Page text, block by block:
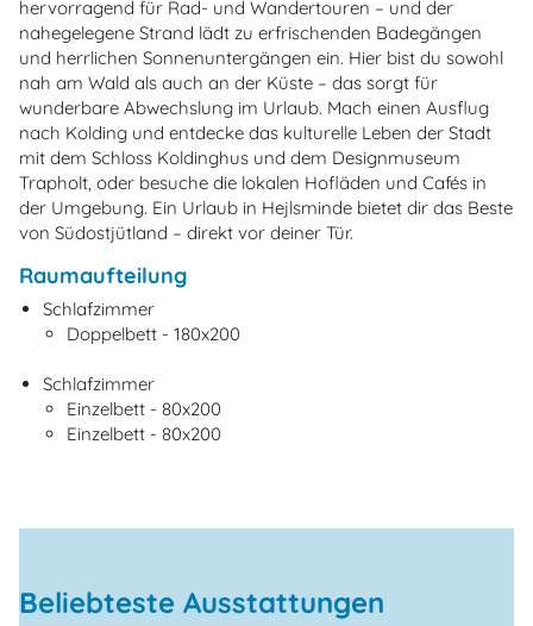
hervorragend für Rad- und Wandertouren – und der
nahegelegene Strand lädt zu erfrischenden Badegängen
und herrlichen Sonnenuntergängen ein. Hier bist du sowohl
nah am Wald als auch an der Küste – das sorgt für
wunderbare Abwechslung im Urlaub. Mach einen Ausflug
nach Kolding und entdecke das kulturelle Leben der Stadt
mit dem Schloss Koldinghus und dem Designmuseum
Trapholt, oder besuche die lokalen Hofläden und Cafés in
der Umgebung. Ein Urlaub in Hejlsminde bietet dir das Beste
von Südostjütland – direkt vor deiner Tür.
Raumaufteilung
Schlafzimmer
Doppelbett - 180x200
Schlafzimmer
Einzelbett - 80x200
Einzelbett - 80x200
Beliebteste Ausstattungen